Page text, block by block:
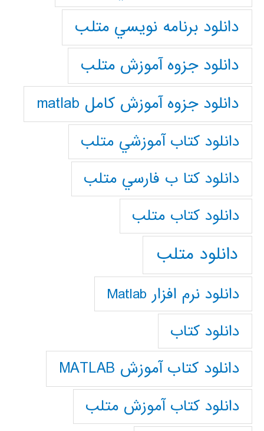
دانلود برنامه نويسي متلب
دانلود جزوه آموزش متلب
دانلود جزوه آموزش کامل matlab
دانلود كتاب آموزشي متلب
دانلود كتا ب فارسي متلب
دانلود كتاب متلب
دانلود متلب
دانلود نرم افزار Matlab
دانلود کتاب
دانلود کتاب آموزش MATLAB
دانلود کتاب آموزش متلب